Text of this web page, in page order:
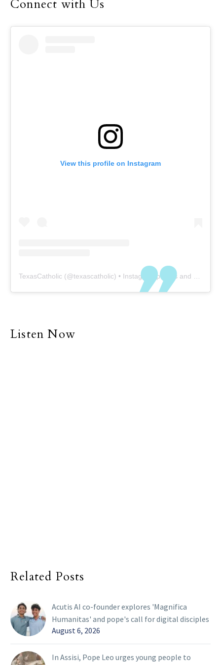
Connect with Us
View this profile on Instagram
TexasCatholic (@texascatholic) • Instagram photos and videos
Listen Now
Related Posts
Acutis AI co-founder explores 'Magnifica
Humanitas' and pope's call for digital disciples
August 6, 2026
In Assisi, Pope Leo urges young people to